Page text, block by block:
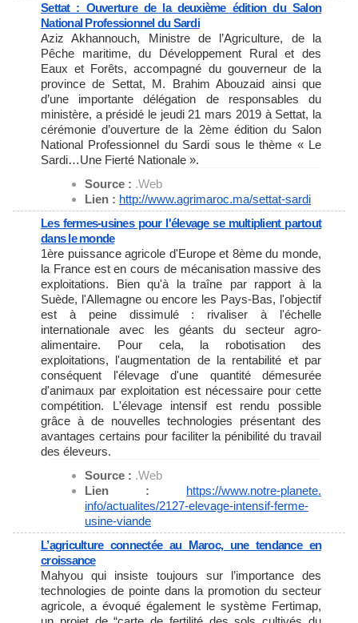
Settat : Ouverture de la deuxième édition du Salon
National Professionnel du Sardi
Aziz Akhannouch, Ministre de l’Agriculture, de la
Pêche maritime, du Développement Rural et des
Eaux et Forêts, accompagné du gouverneur de la
province de Settat, M. Brahim Abouzaid ainsi que
d’une importante délégation de responsables du
ministère, a présidé le jeudi 21 mars 2019 à Settat, la
cérémonie d’ouverture de la 2ème édition du Salon
National Professionnel du Sardi sous le thème « Le
Sardi…Une Fierté Nationale ».
Source : .Web
Lien : http://www.agrimaroc.ma/settat-sardi
Les fermes-usines pour l'élevage se multiplient partout
dans le monde
1ère puissance agricole d'Europe et 8ème du monde,
la France est en cours de mécanisation massive des
exploitations. Bien qu'à la traîne par rapport à la
Suède, l'Allemagne ou encore les Pays-Bas, l'objectif
est à peine dissimulé : rivaliser à l'échelle
internationale avec les géants du secteur agro-
alimentaire. Pour cela, la robotisation des
exploitations, l'augmentation de la rentabilité et par
conséquent l'élevage d'une quantité démesurée
d'animaux par exploitation est nécessaire pour cette
compétition. L'élevage intensif est rendu possible
grâce à de nouvelles technologies présentant des
avantages certains pour faciliter la pénibilité du travail
des éleveurs.
Source : .Web
Lien : https://www.notre-planete.
info/actualites/2127-elevage-intensif-ferme-
usine-viande
L’agriculture connectée au Maroc, une tendance en
croissance
Mahyou qui insiste toujours sur l’importance des
technologies de pointe dans la promotion du secteur
agricole, a évoqué également le système Fertimap,